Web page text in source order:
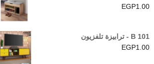
EGP1.00
B 101 - ترابيزة تلفزيون
EGP1.00